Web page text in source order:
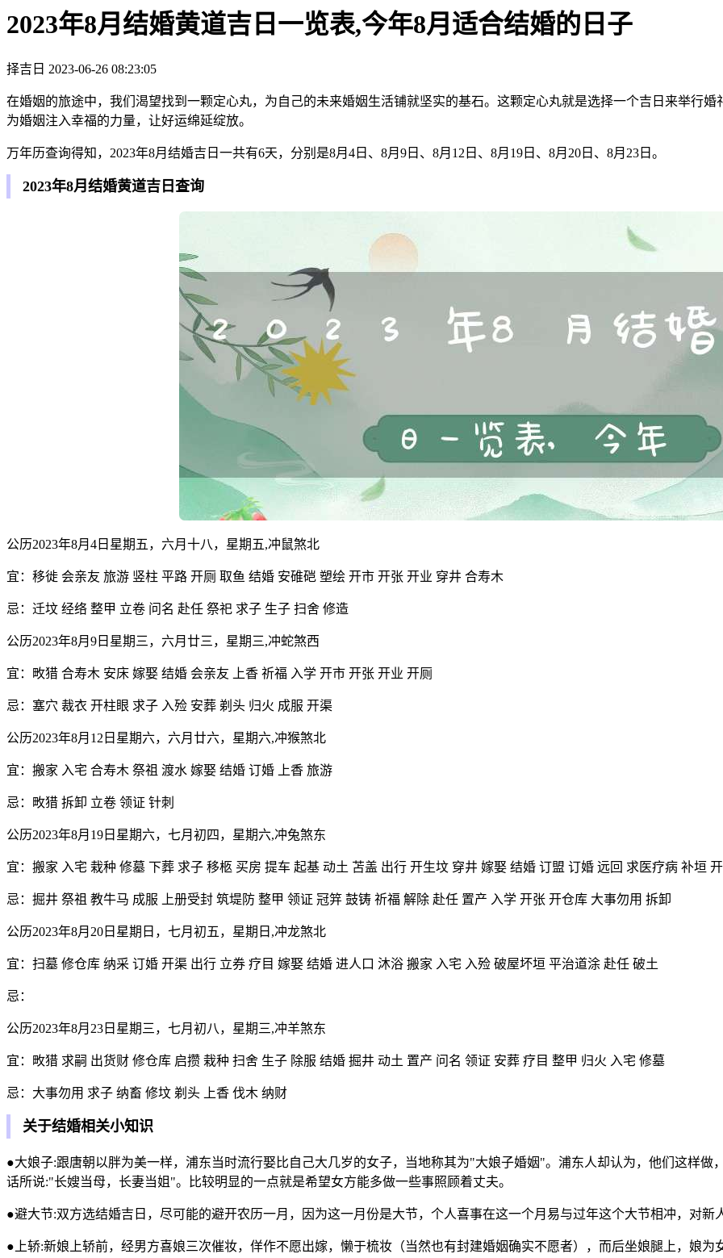
2023年8月结婚黄道吉日一览表,今年8月适合结婚的日子
择吉日 2023-06-26 08:23:05
在婚姻的旅途中，我们渴望找到一颗定心丸，为自己的未来婚姻生活铺就坚实的基石。这颗定心丸就是选择一个吉日来举行
为婚姻注入幸福的力量，让好运绵延绽放。
万年历查询得知，2023年8月结婚吉日一共有6天，分别是8月4日、8月9日、8月12日、8月19日、8月20日、8月23日。
2023年8月结婚黄道吉日查询
公历2023年8月4日星期五，六月十八，星期五,冲鼠煞北
宜：移徙 会亲友 旅游 竖柱 平路 开厕 取鱼 结婚 安碓硙 塑绘 开市 开张 开业 穿井 合寿木
忌：迁坟 经络 整甲 立卷 问名 赴任 祭祀 求子 生子 扫舍 修造
公历2023年8月9日星期三，六月廿三，星期三,冲蛇煞西
宜：畋猎 合寿木 安床 嫁娶 结婚 会亲友 上香 祈福 入学 开市 开张 开业 开厕
忌：塞穴 裁衣 开柱眼 求子 入殓 安葬 剃头 归火 成服 开渠
公历2023年8月12日星期六，六月廿六，星期六,冲猴煞北
宜：搬家 入宅 合寿木 祭祖 渡水 嫁娶 结婚 订婚 上香 旅游
忌：畋猎 拆卸 立卷 领证 针刺
公历2023年8月19日星期六，七月初四，星期六,冲兔煞东
宜：搬家 入宅 栽种 修墓 下葬 求子 移柩 买房 提车 起基 动土 苫盖 出行 开生坟 穿井 嫁娶 结婚 订盟 订婚 远回 求医疗病 补垣
忌：掘井 祭祖 教牛马 成服 上册受封 筑堤防 整甲 领证 冠笄 鼓铸 祈福 解除 赴任 置产 入学 开张 开仓库 大事勿用 拆卸
公历2023年8月20日星期日，七月初五，星期日,冲龙煞北
宜：扫墓 修仓库 纳采 订婚 开渠 出行 立券 疗目 嫁娶 结婚 进人口 沐浴 搬家 入宅 入殓 破屋坏垣 平治道涂 赴任 破土
忌：
公历2023年8月23日星期三，七月初八，星期三,冲羊煞东
宜：畋猎 求嗣 出货财 修仓库 启攒 栽种 扫舍 生子 除服 结婚 掘井 动土 置产 问名 领证 安葬 疗目 整甲 归火 入宅 修墓
忌：大事勿用 求子 纳畜 修坟 剃头 上香 伐木 纳财
关于结婚相关小知识
●大娘子:跟唐朝以胖为美一样，浦东当时流行娶比自己大几岁的女子，当地称其为"大娘子婚姻"。浦东人却认为，他们这样
话所说:"长嫂当母，长妻当姐"。比较明显的一点就是希望女方能多做一些事照顾着丈夫。
●避大节:双方选结婚吉日，尽可能的避开农历一月，因为这一月份是大节，个人喜事在这一个月易与过年这个大节相冲，对新
●上轿:新娘上轿前，经男方喜娘三次催妆，佯作不愿出嫁，懒于梳妆（当然也有封建婚姻确实不愿者），而后坐娘腿上，娘为